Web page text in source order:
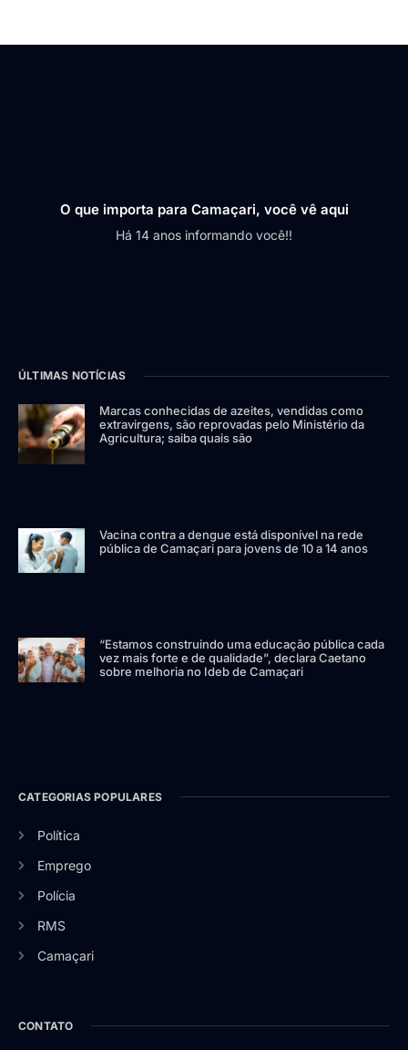
O que importa para Camaçari, você vê aqui
Há 14 anos informando você!!
ÚLTIMAS NOTÍCIAS
Marcas conhecidas de azeites, vendidas como
extravirgens, são reprovadas pelo Ministério da
Agricultura; saiba quais são
Vacina contra a dengue está disponível na rede
pública de Camaçari para jovens de 10 a 14 anos
“Estamos construindo uma educação pública cada
vez mais forte e de qualidade”, declara Caetano
sobre melhoria no Ideb de Camaçari
CATEGORIAS POPULARES
Política
Emprego
Polícia
RMS
Camaçari
CONTATO